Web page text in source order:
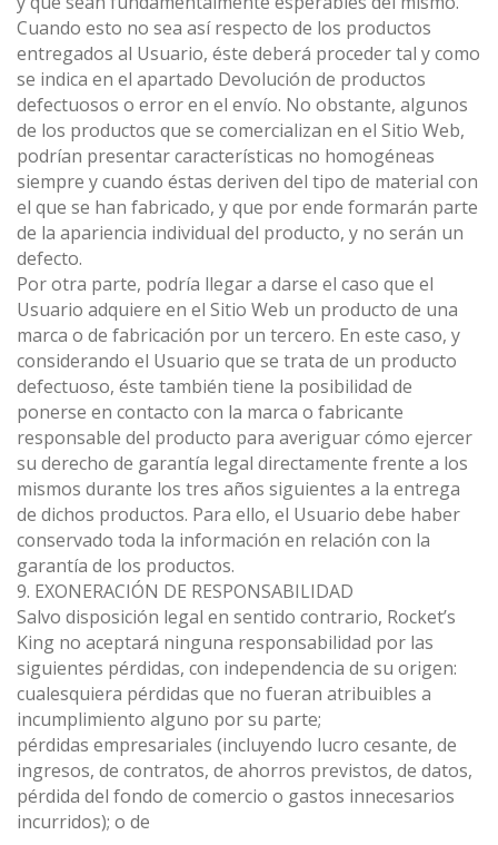
Cuando esto no sea así respecto de los productos
entregados al Usuario, éste deberá proceder tal y como
se indica en el apartado Devolución de productos
defectuosos o error en el envío. No obstante, algunos
de los productos que se comercializan en el Sitio Web,
podrían presentar características no homogéneas
siempre y cuando éstas deriven del tipo de material con
el que se han fabricado, y que por ende formarán parte
de la apariencia individual del producto, y no serán un
defecto.
Por otra parte, podría llegar a darse el caso que el
Usuario adquiere en el Sitio Web un producto de una
marca o de fabricación por un tercero. En este caso, y
considerando el Usuario que se trata de un producto
defectuoso, éste también tiene la posibilidad de
ponerse en contacto con la marca o fabricante
responsable del producto para averiguar cómo ejercer
su derecho de garantía legal directamente frente a los
mismos durante los tres años siguientes a la entrega
de dichos productos. Para ello, el Usuario debe haber
conservado toda la información en relación con la
garantía de los productos.
9. EXONERACIÓN DE RESPONSABILIDAD
Salvo disposición legal en sentido contrario, Rocket’s
King no aceptará ninguna responsabilidad por las
siguientes pérdidas, con independencia de su origen:
cualesquiera pérdidas que no fueran atribuibles a
incumplimiento alguno por su parte;
pérdidas empresariales (incluyendo lucro cesante, de
ingresos, de contratos, de ahorros previstos, de datos,
pérdida del fondo de comercio o gastos innecesarios
incurridos); o de